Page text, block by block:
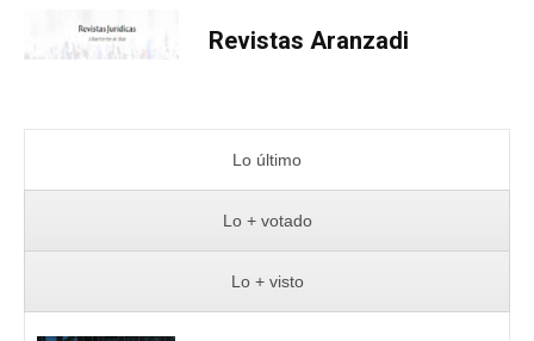
Revistas Aranzadi
Lo último
Lo + votado
Lo + visto